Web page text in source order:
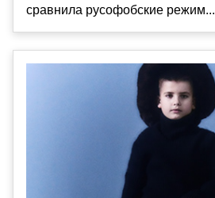
сравнила русофобские режим...